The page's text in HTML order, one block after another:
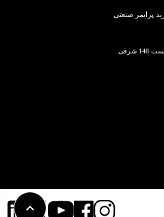
پرایمر صنعتی